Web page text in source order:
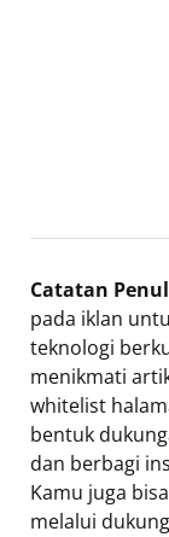
Catatan
pada iklan
teknologi
menikmati
whitelist
bentuk
dan berbagi
Kamu juga
melalui